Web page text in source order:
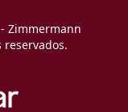
Zimmermann
reservados.